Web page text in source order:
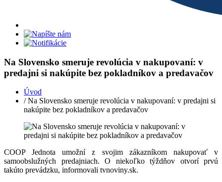
Na Slovensko smeruje revolúcia v nakupovaní: v
predajni si nakúpite bez pokladníkov a predavačov
Úvod
/ Na Slovensko smeruje revolúcia v nakupovaní: v predajni si
nakúpite bez pokladníkov a predavačov
COOP Jednota umožní z svojim zákazníkom nakupovať v
samoobslužných predajniach. O niekoľko týždňov otvorí prvú
takúto prevádzku, informovali tvnoviny.sk.